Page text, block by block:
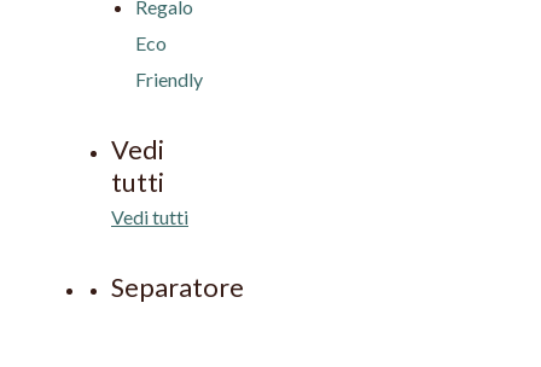
Regalo
Eco
Friendly
Vedi
tutti
Vedi tutti
Separatore